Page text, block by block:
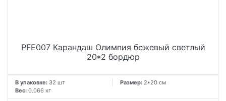
PFE007 Карандаш Олимпия бежевый светлый
20*2 бордюр
В упаковке: 32 шт Размер: 2*20 см
Вес: 0.066 кг